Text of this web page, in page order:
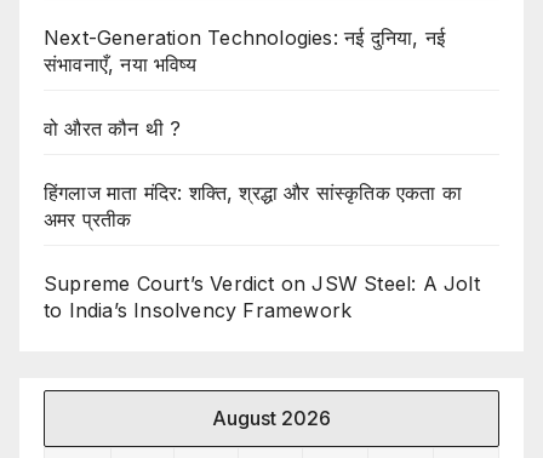
Next-Generation Technologies: नई दुनिया, नई
संभावनाएँ, नया भविष्य
वो औरत कौन थी ?
हिंगलाज माता मंदिर: शक्ति, श्रद्धा और सांस्कृतिक एकता का
अमर प्रतीक
Supreme Court’s Verdict on JSW Steel: A Jolt
to India’s Insolvency Framework
August 2026